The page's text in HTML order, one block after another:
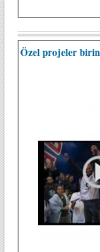
Özel projeler